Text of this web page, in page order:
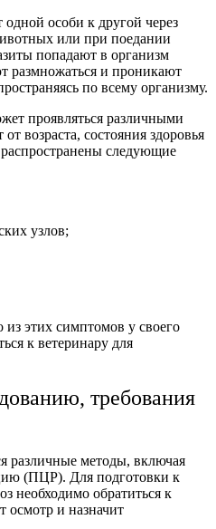
одной особи к другой через
или при поедании
попадают в организм
размножаться и проникают
по всему организму.
проявляться различными
возраста, состояния здоровья
следующие
узлов;
этих симптомов у своего
к ветеринару для
требования
различные методы, включая
(ПЦР). Для подготовки к
необходимо обратиться к
осмотр и назначит